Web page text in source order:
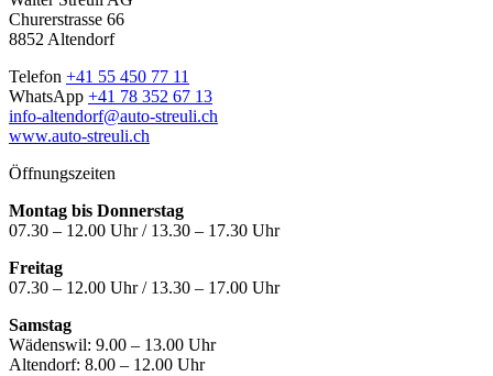
Churerstrasse 66
8852 Altendorf
Telefon +41 55 450 77 11
WhatsApp +41 78 352 67 13
info-altendorf@auto-streuli.ch
www.auto-streuli.ch
Öffnungszeiten
Montag bis Donnerstag
07.30 – 12.00 Uhr / 13.30 – 17.30 Uhr
Freitag
07.30 – 12.00 Uhr / 13.30 – 17.00 Uhr
Samstag
Wädenswil: 9.00 – 13.00 Uhr
Altendorf: 8.00 – 12.00 Uhr